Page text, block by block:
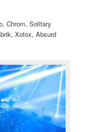
Chrom, Solitary
Xotox, Absurd